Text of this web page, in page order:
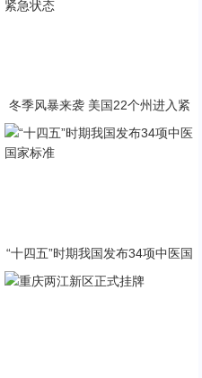
冬季风暴来袭 美国22个州进入紧
急状态
“十四五”时期我国发布34项中医国